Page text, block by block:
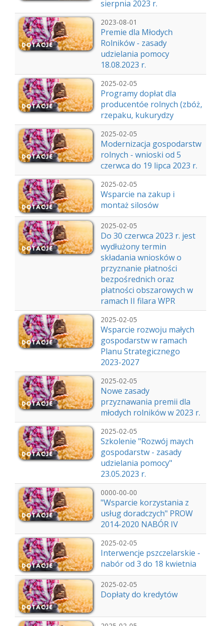
sierpnia 2023 r.
2023-08-01
Premie dla Młodych
Rolników - zasady
udzielania pomocy
18.08.2023 r.
2025-02-05
Programy dopłat dla
producentóe rolnych (zbóż,
rzepaku, kukurydzy
2025-02-05
Modernizacja gospodarstw
rolnych - wnioski od 5
czerwca do 19 lipca 2023 r.
2025-02-05
Wsparcie na zakup i
montaż silosów
2025-02-05
Do 30 czerwca 2023 r. jest
wydłużony termin
składania wniosków o
przyznanie płatności
bezpośrednich oraz
płatności obszarowych w
ramach II filara WPR
2025-02-05
Wsparcie rozwoju małych
gospodarstw w ramach
Planu Strategicznego
2023-2027
2025-02-05
Nowe zasady
przyznawania premii dla
młodych rolników w 2023 r.
2025-02-05
Szkolenie "Rozwój maych
gospodarstw - zasady
udzielania pomocy"
23.05.2023 r.
0000-00-00
"Wsparcie korzystania z
usług doradczych" PROW
2014-2020 NABÓR IV
2025-02-05
Interwencje pszczelarskie -
nabór od 3 do 18 kwietnia
2025-02-05
Dopłaty do kredytów